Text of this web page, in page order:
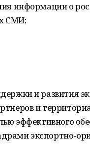
информации о
СМИ;
и развития
и
эффективного
экспортно-